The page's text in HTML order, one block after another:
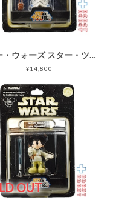
スター・ウォーズ スター・ツアーズ シリーズ3 チップとデール as イウォーク ベーシックフィギュア 未開封
¥14,800
OUT